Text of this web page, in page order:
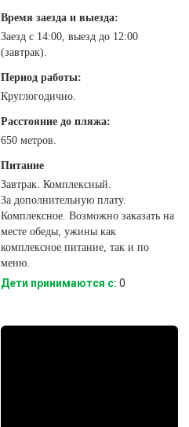
Время заезда и выезда:
Заезд с 14:00, выезд до 12:00
(завтрак).
Период работы:
Круглогодично.
Расстояние до пляжа:
650 метров.
Питание
Завтрак. Комплексный.
За дополнительную плату.
Комплексное. Возможно заказать на
месте обеды, ужины как
комплексное питание, так и по
меню.
Дети принимаются с: 0